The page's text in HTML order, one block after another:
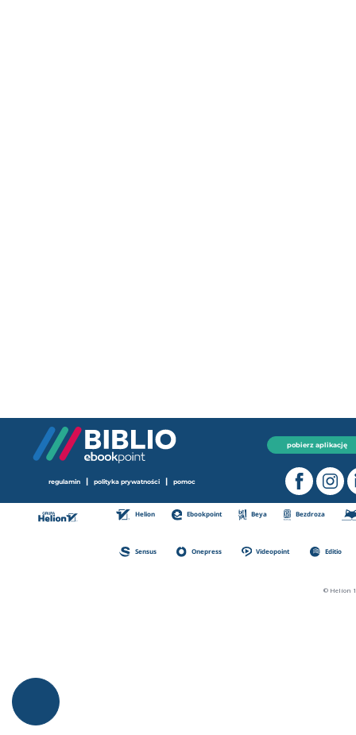
pobierz aplikację
regulamin | polityka prywatności | pomoc
Helion Ebookpoint Beya Bezdroza
Sensus Onepress Videopoint Editio
© Helion